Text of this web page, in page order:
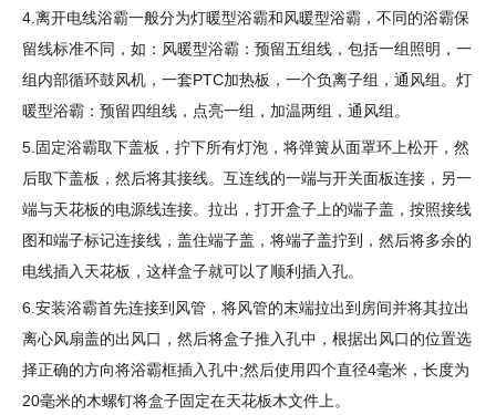
4.离开电线浴霸一般分为灯暖型浴霸和风暖型浴霸，不同的浴霸保
留线标准不同，如：风暖型浴霸：预留五组线，包括一组照明，一
组内部循环鼓风机，一套PTC加热板，一个负离子组，通风组。灯
暖型浴霸：预留四组线，点亮一组，加温两组，通风组。
5.固定浴霸取下盖板，拧下所有灯泡，将弹簧从面罩环上松开，然
后取下盖板，然后将其接线。互连线的一端与开关面板连接，另一
端与天花板的电源线连接。拉出，打开盒子上的端子盖，按照接线
图和端子标记连接线，盖住端子盖，将端子盖拧到，然后将多余的
电线插入天花板，这样盒子就可以了顺利插入孔。
6.安装浴霸首先连接到风管，将风管的末端拉出到房间并将其拉出
离心风扇盖的出风口，然后将盒子推入孔中，根据出风口的位置选
择正确的方向将浴霸框插入孔中;然后使用四个直径4毫米，长度为
20毫米的木螺钉将盒子固定在天花板木文件上。